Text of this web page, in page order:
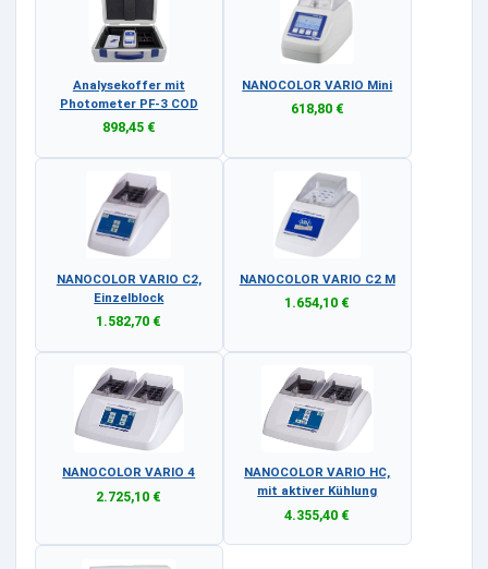
Analysekoffer mit
Photometer PF-3 COD
898,45 €
NANOCOLOR VARIO Mini
618,80 €
NANOCOLOR VARIO C2,
Einzelblock
1.582,70 €
NANOCOLOR VARIO C2 M
1.654,10 €
NANOCOLOR VARIO 4
2.725,10 €
NANOCOLOR VARIO HC,
mit aktiver Kühlung
4.355,40 €